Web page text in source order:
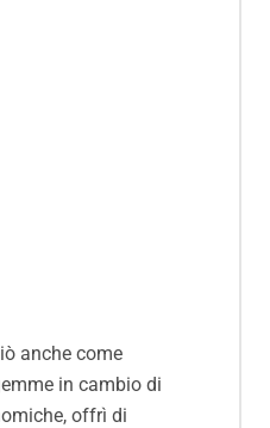
anche come
in cambio di
offrì di